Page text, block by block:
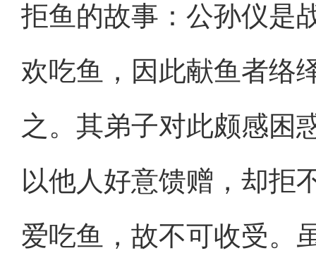
拒鱼的故事：公孙仪是
欢吃鱼，因此献鱼者络
之。其弟子对此颇感困
以他人好意馈赠，却拒
爱吃鱼，故不可收受。